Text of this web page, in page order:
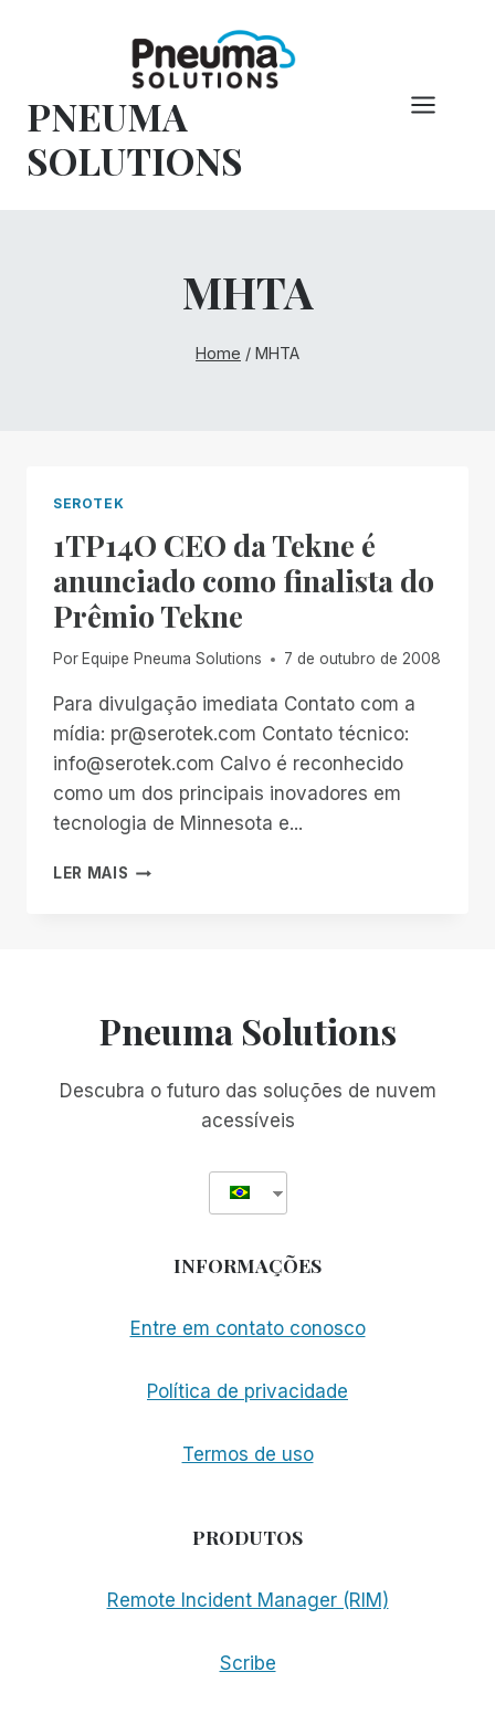
conteúdo
PNEUMA
SOLUTIONS
MHTA
Home / MHTA
SEROTEK
1TP14O CEO da Tekne é
anunciado como finalista do
Prêmio Tekne
Por Equipe Pneuma Solutions 7 de outubro de 2008
Para divulgação imediata Contato com a
mídia: pr@serotek.com Contato técnico:
info@serotek.com Calvo é reconhecido
como um dos principais inovadores em
tecnologia de Minnesota e...
LER MAIS 1TP14O
FINALISTA
TEKNE
Pneuma Solutions
Descubra o futuro das soluções de nuvem
acessíveis
INFORMAÇÕES
Entre em contato conosco
Política de privacidade
Termos de uso
PRODUTOS
Remote Incident Manager (RIM)
Scribe